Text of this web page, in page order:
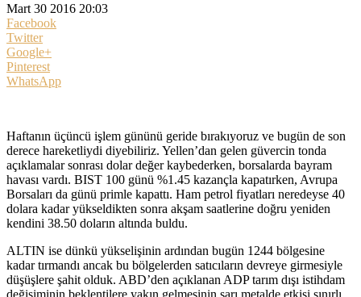
Mart 30 2016 20:03
Facebook
Twitter
Google+
Pinterest
WhatsApp
Haftanın üçüncü işlem gününü geride bırakıyoruz ve bugün de son
derece hareketliydi diyebiliriz. Yellen’dan gelen güvercin tonda
açıklamalar sonrası dolar değer kaybederken, borsalarda bayram
havası vardı. BIST 100 günü %1.45 kazançla kapatırken, Avrupa
Borsaları da günü primle kapattı. Ham petrol fiyatları neredeyse 40
dolara kadar yükseldikten sonra akşam saatlerine doğru yeniden
kendini 38.50 doların altında buldu.
ALTIN ise dünkü yükselişinin ardından bugün 1244 bölgesine
kadar tırmandı ancak bu bölgelerden satıcıların devreye girmesiyle
düşüşlere şahit olduk. ABD’den açıklanan ADP tarım dışı istihdam
değişiminin beklentilere yakın gelmesinin sarı metalde etkisi sınırlı